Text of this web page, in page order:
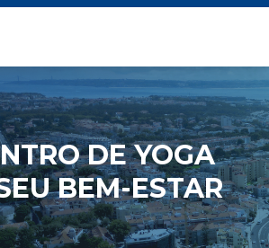
DE YOGA
BEM-ESTAR